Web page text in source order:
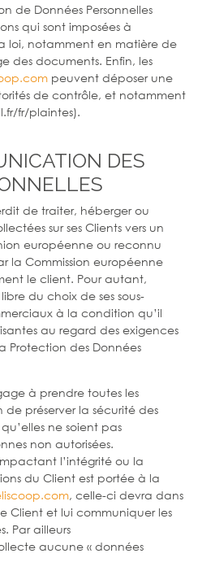
de Données Personnelles
qui sont imposées à
loi, notamment en matière de
des documents. Enfin, les
peuvent déposer une
de contrôle, et notamment
fr/plaintes).
DES
de traiter, héberger ou
sur ses Clients vers un
européenne ou reconnu
la Commission européenne
le client. Pour autant,
du choix de ses sous-
à la condition qu’il
au regard des exigences
Protection des Données
à prendre toutes les
de préserver la sécurité des
ne soient pas
non autorisées.
l’intégrité ou la
du Client est portée à la
, celle-ci devra dans
Client et lui communiquer les
Par ailleurs
aucune « données